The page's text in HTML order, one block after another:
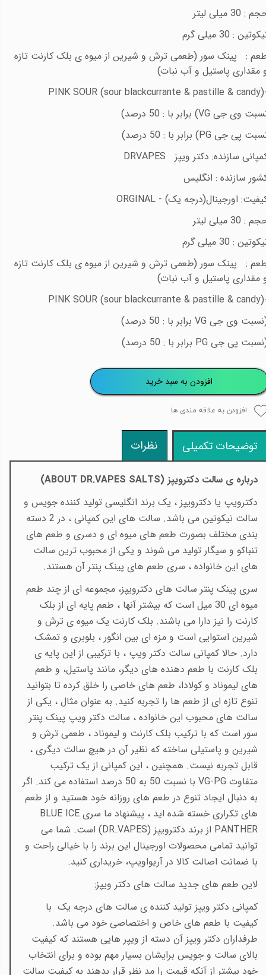
: 30 میلی لیتر
: 30 میلی گرم
: پینک سور (طعمی ترش و شیرین از میوه ی بلک کارنت تازه
مقداری پاستیل و آب نبات)
PINK SOUR (sour blackcurrante & pastille & candy)
وی جی VG) برابر با : 50 درصد)
پی جی PG) برابر با : 50 درصد)
سازنده: دکتر ویپز DRVAPES
سازنده : انگلیس
اورجینال(درجه یک) - ORGINAL
: 30 میلی لیتر
: 30 میلی گرم
: پینک سور (طعمی ترش و شیرین از میوه ی بلک کارنت تازه
مقداری پاستیل و آب نبات)
PINK SOUR (sour blackcurrante & pastille & candy)
وی جی VG برابر با : 50 درصد)
پی جی PG برابر با : 50 درصد)
افزودن به سبد خرید
افزودن به علاقه مندی ها
توضیحات تکمیلی نظرات
درباره ی سالت دکترویپز (ABOUT DR.VAPES SALTS
)
دکترویپ یا دکترویپز ، یک برند انگلیسی تولید کننده جویس و
سالت نیکوتین می باشد. سالت های این کمپانی ، در 2 دسته
بندی مختلف بصورت طعم های میوه ای و دسری و طعم های
تنباکو و سیگار تولید می شوند و یکی از محبوب ترین سالت
های این خانواده ، سری طعم های پینک پنتر آن هستند.
سری پینک پنتر سالت های دکترویپز، مجموعه ای از چند طعم
میوه ای 30 میل است که بیشتر آنها ، طعم پایه ای از بلک
کارنت را نیز دارا می باشند. بلک کارنت یک میوه ی ترش و
شیرین استوایی است و مزه ای بین انگور ، بلوبری و تمشک
دارد. حالا کمپانی سالت دکتر ویپ ، با ترکیبی از این پایه ی
بلک کارنت با طعم دهنده های دیگر، مانند پاستیل، و طعم
های لیموناد و کولادا، طعم های خاصی را خلق کرده تا بتوانید
تنوع تازه ای از طعم ها را تجربه کنید. به عنوان مثال ، یکی از
سالت های محبوب این خانواده ، سالت دکتر ویپ پینک پنتر
سور است که با ترکیب بلک کارنت و لیموناد ، طعمی ترش و
شیرین و پاستیلی ساخته که نظیر آن در هیچ سالت دیگری ،
قابل تجربه نیست. همچنین ، این کمپانی از یک ترکیب
متفاوت
VG-PG با نسبت 50 به 50 درصد استفاده می کند. اگر
به دنبال ایجاد تنوع در طعم های روزانه خود هستید و از طعم
های تکراری خسته شده اید ، پیشنهاد ما سری BLUE ICE
PANTHER از برند دکترویپز (DR.VAPES)
است. شما می
توانید تمامی محصولات اورجینال این برند را با خیالی راحت و
با ضمانت اصالت کالا در آریواویپ، خریداری کنید.
لاین طعم های جدید سالت های دکتر ویپز:
کمپانی دکتر ویپز تولید کننده ی سالت های درجه یک با
کیفیت با طعم های خاص و اختصاصی خود می باشد.
طرفداران دکتر ویپز آن دسته از ویپر هایی هستند که کیفیت
بالای سالت و جویس برایشان بسیار مهم بوده و برای انتخاب
خود بیشتر از آنکه قیمت را مد نظر قرار بدهند به کیفیت سالت